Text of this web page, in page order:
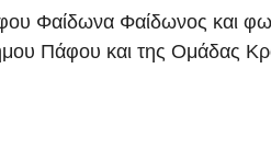
Φαίδωνα Φαίδωνος και
Πάφου και της Ομάδας